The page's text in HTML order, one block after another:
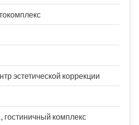
эстетической коррекции
гостиничный комплекс